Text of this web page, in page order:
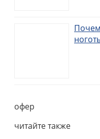
офер
читайте также